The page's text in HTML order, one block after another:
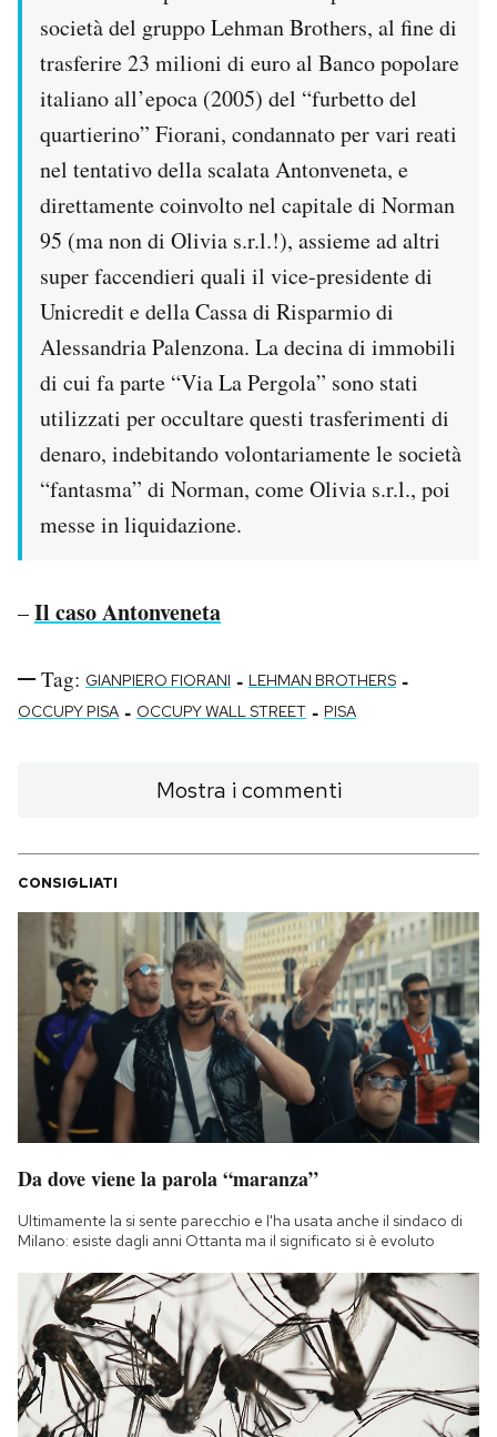
società del gruppo Lehman Brothers, al fine di
trasferire 23 milioni di euro al Banco popolare
italiano all’epoca (2005) del “furbetto del
quartierino” Fiorani, condannato per vari reati
nel tentativo della scalata Antonveneta, e
direttamente coinvolto nel capitale di Norman
95 (ma non di Olivia s.r.l.!), assieme ad altri
super faccendieri quali il vice-presidente di
Unicredit e della Cassa di Risparmio di
Alessandria Palenzona. La decina di immobili
di cui fa parte “Via La Pergola” sono stati
utilizzati per occultare questi trasferimenti di
denaro, indebitando volontariamente le società
“fantasma” di Norman, come Olivia s.r.l., poi
messe in liquidazione.
–Il caso Antonveneta
Tag: GIANPIERO FIORANI - LEHMAN BROTHERS -
OCCUPY PISA - OCCUPY WALL STREET - PISA
Mostra i commenti
CONSIGLIATI
Da dove viene la parola “maranza”
Ultimamente la si sente parecchio e l'ha usata anche il sindaco di
Milano: esiste dagli anni Ottanta ma il significato si è evoluto